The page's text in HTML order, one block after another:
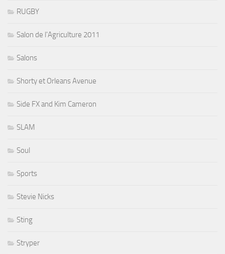
RUGBY
Salon de l'Agriculture 2011
Salons
Shorty et Orleans Avenue
Side FX and Kim Cameron
SLAM
Soul
Sports
Stevie Nicks
Sting
Stryper